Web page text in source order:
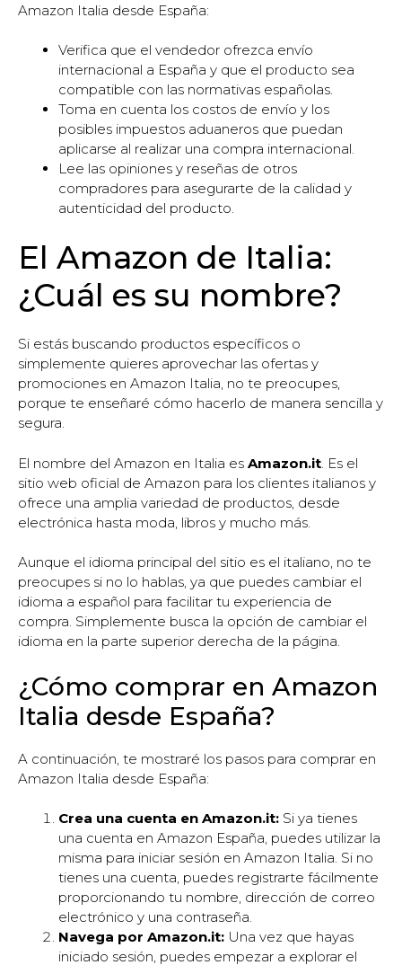
Amazon Italia desde España:
Verifica que el vendedor ofrezca envío
internacional a España y que el producto sea
compatible con las normativas españolas.
Toma en cuenta los costos de envío y los
posibles impuestos aduaneros que puedan
aplicarse al realizar una compra internacional.
Lee las opiniones y reseñas de otros
compradores para asegurarte de la calidad y
autenticidad del producto.
El Amazon de Italia:
¿Cuál es su nombre?
Si estás buscando productos específicos o
simplemente quieres aprovechar las ofertas y
promociones en Amazon Italia, no te preocupes,
porque te enseñaré cómo hacerlo de manera sencilla y
segura.
El nombre del Amazon en Italia es Amazon.it . Es el
sitio web oficial de Amazon para los clientes italianos y
ofrece una amplia variedad de productos, desde
electrónica hasta moda, libros y mucho más.
Aunque el idioma principal del sitio es el italiano, no te
preocupes si no lo hablas, ya que puedes cambiar el
idioma a español para facilitar tu experiencia de
compra. Simplemente busca la opción de cambiar el
idioma en la parte superior derecha de la página.
¿Cómo comprar en Amazon
Italia desde España?
A continuación, te mostraré los pasos para comprar en
Amazon Italia desde España:
Crea una cuenta en Amazon.it: Si ya tienes
una cuenta en Amazon España, puedes utilizar la
misma para iniciar sesión en Amazon Italia. Si no
tienes una cuenta, puedes registrarte fácilmente
proporcionando tu nombre, dirección de correo
electrónico y una contraseña.
Navega por Amazon.it: Una vez que hayas
iniciado sesión, puedes empezar a explorar el